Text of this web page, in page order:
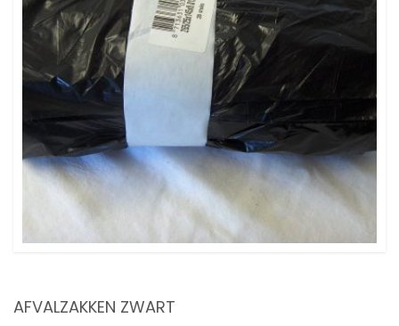
AFVALZAKKEN ZWART